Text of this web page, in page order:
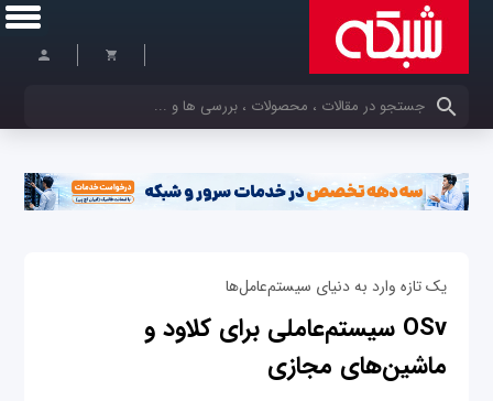
کلمات کلیدی خود را وارد کنید
یک تازه وارد به دنیای سیستم‌عامل‌ها
OSv سیستم‌عاملی برای کلاود و
ماشین‌های مجازی